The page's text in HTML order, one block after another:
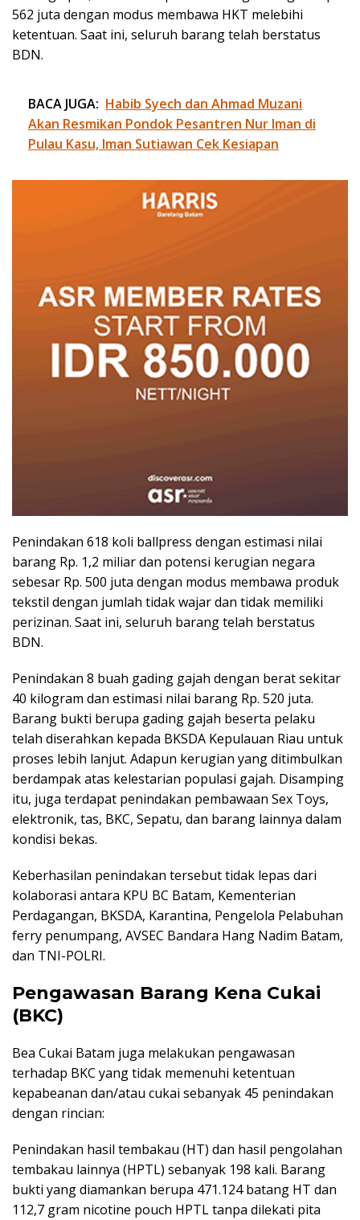
562 juta dengan modus membawa HKT melebihi
ketentuan. Saat ini, seluruh barang telah berstatus
BDN.
BACA JUGA: Habib Syech dan Ahmad Muzani
Akan Resmikan Pondok Pesantren Nur Iman di
Pulau Kasu, Iman Sutiawan Cek Kesiapan
Penindakan 618 koli ballpress dengan estimasi nilai
barang Rp. 1,2 miliar dan potensi kerugian negara
sebesar Rp. 500 juta dengan modus membawa produk
tekstil dengan jumlah tidak wajar dan tidak memiliki
perizinan. Saat ini, seluruh barang telah berstatus
BDN.
Penindakan 8 buah gading gajah dengan berat sekitar
40 kilogram dan estimasi nilai barang Rp. 520 juta.
Barang bukti berupa gading gajah beserta pelaku
telah diserahkan kepada BKSDA Kepulauan Riau untuk
proses lebih lanjut. Adapun kerugian yang ditimbulkan
berdampak atas kelestarian populasi gajah. Disamping
itu, juga terdapat penindakan pembawaan Sex Toys,
elektronik, tas, BKC, Sepatu, dan barang lainnya dalam
kondisi bekas.
Keberhasilan penindakan tersebut tidak lepas dari
kolaborasi antara KPU BC Batam, Kementerian
Perdagangan, BKSDA, Karantina, Pengelola Pelabuhan
ferry penumpang, AVSEC Bandara Hang Nadim Batam,
dan TNI-POLRI.
Pengawasan Barang Kena Cukai
(BKC)
Bea Cukai Batam juga melakukan pengawasan
terhadap BKC yang tidak memenuhi ketentuan
kepabeanan dan/atau cukai sebanyak 45 penindakan
dengan rincian:
Penindakan hasil tembakau (HT) dan hasil pengolahan
tembakau lainnya (HPTL) sebanyak 198 kali. Barang
bukti yang diamankan berupa 471.124 batang HT dan
112,7 gram nicotine pouch HPTL tanpa dilekati pita